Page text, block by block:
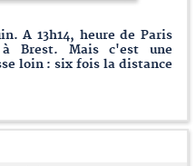
A 13h14, heure de Paris
à Brest. Mais c'est une
loin : six fois la distance